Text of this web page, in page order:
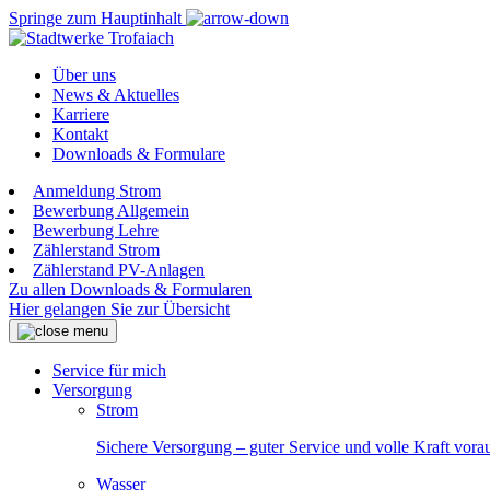
Springe zum Hauptinhalt
Über uns
News & Aktuelles
Karriere
Kontakt
Downloads & Formulare
Anmeldung Strom
Bewerbung Allgemein
Bewerbung Lehre
Zählerstand Strom
Zählerstand PV-Anlagen
Zu allen Downloads & Formularen
Hier gelangen Sie zur Übersicht
Service für mich
Versorgung
Strom
Sichere Versorgung – guter Service und volle Kraft
Wasser